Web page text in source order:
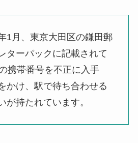
1月、東京大田区の鎌田郵
ターパックに記載されて
携帯番号を不正に入手
かけ、駅で待ち合わせる
が持たれています。